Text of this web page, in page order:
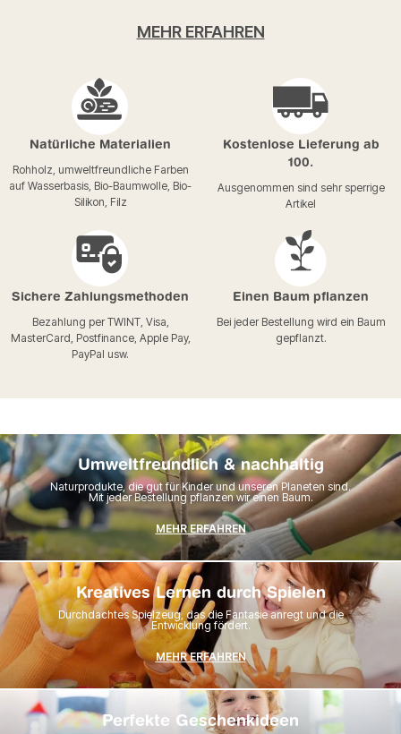
MEHR ERFAHREN
Natürliche Materialien
Rohholz, umweltfreundliche Farben
auf Wasserbasis, Bio-Baumwolle, Bio-
Silikon, Filz
Kostenlose Lieferung ab
100.
Ausgenommen sind sehr sperrige
Artikel
Sichere Zahlungsmethoden
Bezahlung per TWINT, Visa,
MasterCard, Postfinance, Apple Pay,
PayPal usw.
Einen Baum pflanzen
Bei jeder Bestellung wird ein Baum
gepflanzt.
Umweltfreundlich & nachhaltig
Naturprodukte, die gut für Kinder und unseren Planeten sind.
Mit jeder Bestellung pflanzen wir einen Baum.
MEHR ERFAHREN
Kreatives Lernen durch Spielen
Durchdachtes Spielzeug, das die Fantasie anregt und die
Entwicklung fördert.
MEHR ERFAHREN
Perfekte Geschenkideen